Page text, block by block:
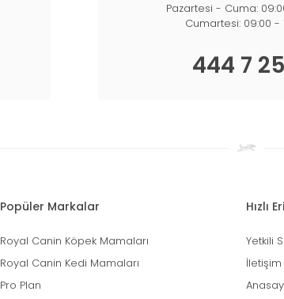
Pazartesi - Cuma:
Cumartesi: 09:00 -
444 7
Popüler Markalar
Royal Canin Köpek Mamaları
Royal Canin Kedi Mamaları
Pro Plan
Hızlı
Yetkili
İletişim